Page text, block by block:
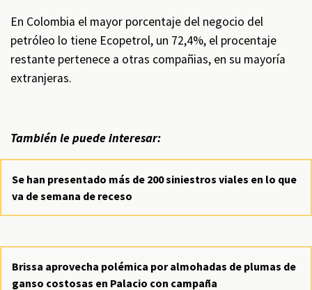
En Colombia el mayor porcentaje del negocio del
petróleo lo tiene Ecopetrol, un 72,4%, el procentaje
restante pertenece a otras compañias, en su mayoría
extranjeras.
También le puede interesar:
Se han presentado más de 200 siniestros viales en lo que
va de semana de receso
Brissa aprovecha polémica por almohadas de plumas de
ganso costosas en Palacio con campaña